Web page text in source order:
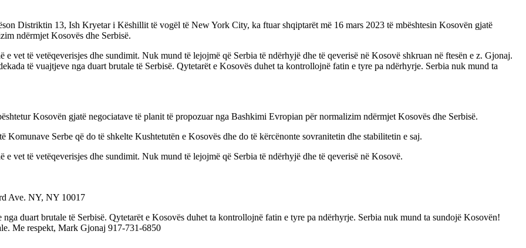
Distriktin 13, Ish Kryetar i Këshillit të vogël të New York City, ka ftuar shqiptarët më 16 mars 2023 të mbështesin Kosovën gjatë
ndërmjet Kosovës dhe Serbisë.
vet të vetëqeverisjes dhe sundimit. Nuk mund të lejojmë që Serbia të ndërhyjë dhe të qeverisë në Kosovë shkruan në ftesën e z. Gjonaj.
të vuajtjeve nga duart brutale të Serbisë. Qytetarët e Kosovës duhet ta kontrollojnë fatin e tyre pa ndërhyrje. Serbia nuk mund ta
Kosovën gjatë negociatave të planit të propozuar nga Bashkimi Evropian për normalizim ndërmjet Kosovës dhe Serbisë.
Serbe që do të shkelte Kushtetutën e Kosovës dhe do të kërcënonte sovranitetin dhe stabilitetin e saj.
vet të vetëqeverisjes dhe sundimit. Nuk mund të lejojmë që Serbia të ndërhyjë dhe të qeverisë në Kosovë.
Ave. NY, NY 10017
duart brutale të Serbisë. Qytetarët e Kosovës duhet ta kontrollojnë fatin e tyre pa ndërhyrje. Serbia nuk mund ta sundojë Kosovën!
Me respekt, Mark Gjonaj 917-731-6850